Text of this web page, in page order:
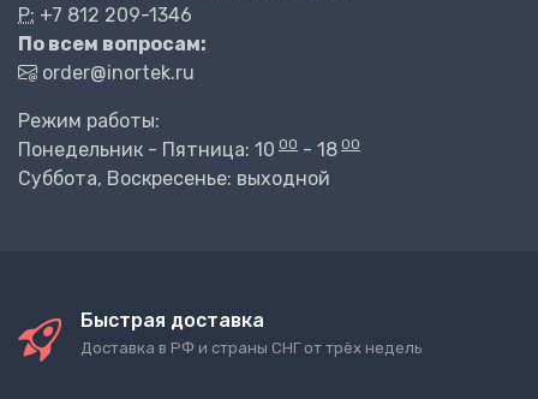
P: +7 812 209-1346
По всем вопросам:
order@inortek.ru
Режим работы:
Понедельник - Пятница: 10 00 - 18 00
Суббота, Воскресенье: выходной
Быстрая доставка
Доставка в РФ и страны СНГ от трёх недель